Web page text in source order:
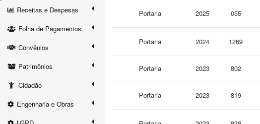
Receitas e Despesas
Folha de Pagamentos
Convênios
Patrimônios
Cidadão
Engenharia e Obras
Portaria 2025 055
Portaria 2024 1269
Portaria 2023 802
Portaria 2023 819